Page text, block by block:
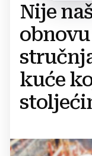
Nije
kuće